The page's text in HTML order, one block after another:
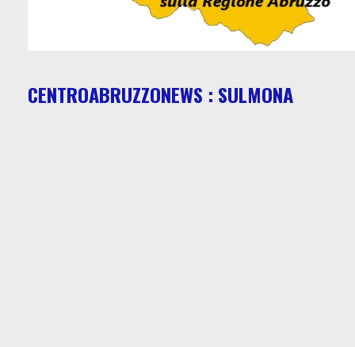
CENTROABRUZZONEWS : SULMONA